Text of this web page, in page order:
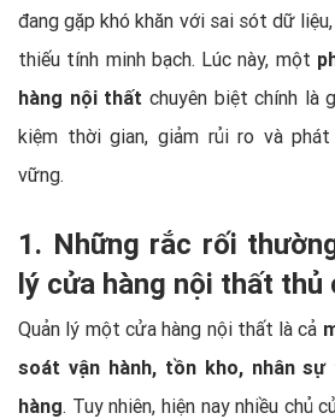
đang gặp khó khăn với sai sót dữ
thiếu tính minh bạch. Lúc này, một
hàng nội thất chuyên biệt chính là
kiệm thời gian, giảm rủi ro và
vững.
1. Những rắc rối
lý cửa hàng nội thất thủ
Quản lý một cửa hàng nội thất là cả
soát vận hành, tồn kho, nhân
hàng. Tuy nhiên, hiện nay nhiều chủ